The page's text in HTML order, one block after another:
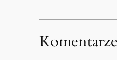
Komentarze